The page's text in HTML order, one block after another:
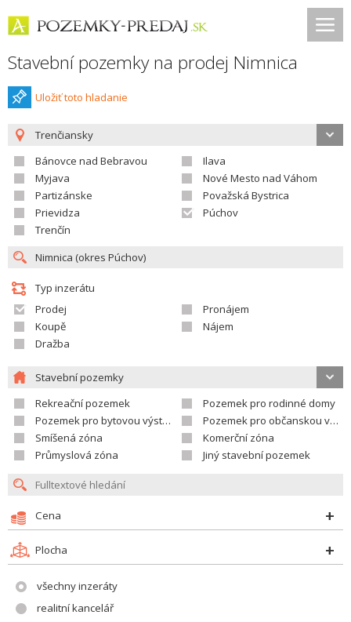
Stavební pozemky na prodej Nimnica
Uložiť toto hladanie
Trenčiansky
Bánovce nad Bebravou
Ilava
Myjava
Nové Mesto nad Váhom
Partizánske
Považská Bystrica
Prievidza
Púchov
Trenčín
Typ inzerátu
Prodej
Pronájem
Koupě
Nájem
Dražba
Stavební pozemky
Rekreační pozemek
Pozemek pro rodinné domy
Pozemek pro bytovou výstavbu
Pozemek pro občanskou vybavenost
Smíšená zóna
Komerční zóna
Průmyslová zóna
Jiný stavební pozemek
Cena
Plocha
všechny inzeráty
realitní kancelář